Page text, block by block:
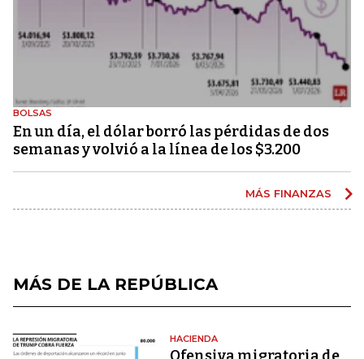
BOLSAS
En un día, el dólar borró las pérdidas de dos
semanas y volvió a la línea de los $3.200
MÁS FINANZAS
MÁS DE LA REPÚBLICA
HACIENDA